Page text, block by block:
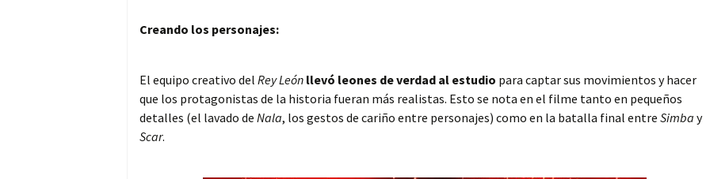
Creando los personajes:
El equipo creativo del Rey León llevó leones de verdad al estudio para captar sus movimientos y hacer
que los protagonistas de la historia fueran más realistas. Esto se nota en el filme tanto en pequeños
detalles (el lavado de Nala, los gestos de cariño entre personajes) como en la batalla final entre Simba y
Scar.